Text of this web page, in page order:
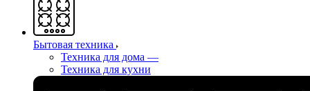
Бытовая техника
Техника для дома —
Техника для кухни